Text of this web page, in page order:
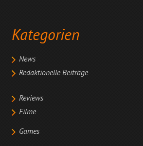
Kategorien
News
Redaktionelle Beiträge
Reviews
Filme
Games